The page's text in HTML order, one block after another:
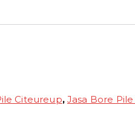
Citeureup,Jasa Bore